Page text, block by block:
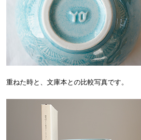
重ねた時と、文庫本との比較写真です。